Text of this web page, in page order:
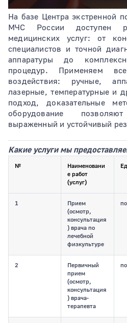
Сортировать по
На базе Центра экстренной
МЧС России доступен
медицинских услуг: от
специалистов и точной
аппаратуры до
процедур. Применяем
воздействия: ручные,
лазерные, температурные и
подход, доказательные
оборудование
выраженный и устойчивый
Какие услуги мы
№
Наименовани
е работ
(услуг)
1
Прием
(осмотр,
консультация
) врача по
лечебной
физкультуре
2
Первичный
прием
(осмотр,
консультация
) врача-
терапевта